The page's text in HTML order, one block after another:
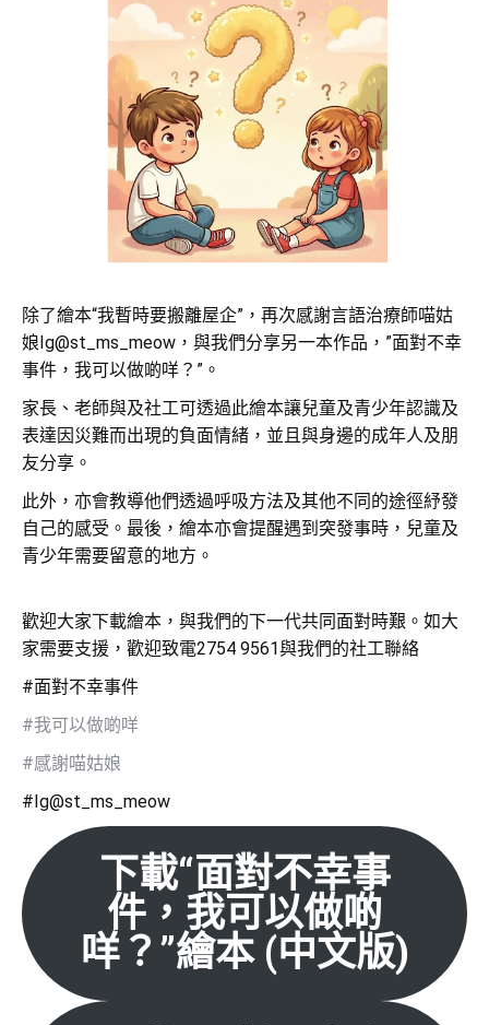
除了繪本“我暫時要搬離屋企”，再次感謝言語治療師喵姑
娘Ig@st_ms_meow，與我們分享另一本作品，”面對不幸
事件，我可以做啲咩？”。
家長、老師與及社工可透過此繪本讓兒童及青少年認識及
表達因災難而出現的負面情緒，並且與身邊的成年人及朋
友分享。
此外，亦會教導他們透過呼吸方法及其他不同的途徑紓發
自己的感受。最後，繪本亦會提醒遇到突發事時，兒童及
青少年需要留意的地方。
歡迎大家下載繪本，與我們的下一代共同面對時艱。如大
家需要支援，歡迎致電2754 9561與我們的社工聯絡
#面對不幸事件
#我可以做啲咩
#感謝喵姑娘
#Ig@st_ms_meow
下載“面對不幸事
件，我可以做啲
咩？”繪本 (中文版)